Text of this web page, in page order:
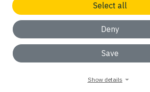
Not found a suitable job? We are looking
ok, understood
Select all
Deny
Save
Show details